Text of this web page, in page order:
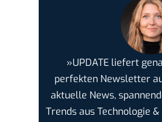
»UPDATE liefert
perfekten Newsletter
aktuelle News,
Trends aus Technologie